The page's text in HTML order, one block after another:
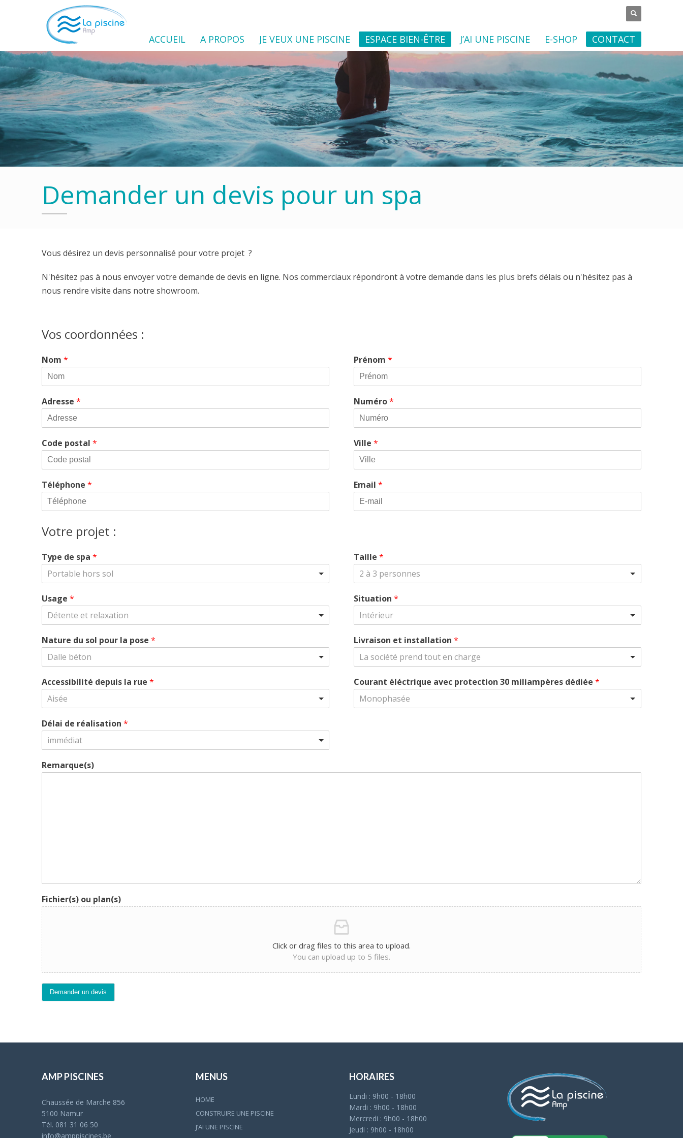
ACCUEIL A PROPOS JE VEUX UNE PISCINE ESPACE BIEN-ÊTRE J’AI UNE PISCINE E-SHOP CONTACT
Demander un devis pour un spa
Vous désirez un devis personnalisé pour votre projet ?
N'hésitez pas à nous envoyer votre demande de devis en ligne. Nos commerciaux répondront à votre demande dans les plus brefs délais ou n'hésitez pas à
nous rendre visite dans notre showroom.
Vos coordonnées :
Nom * Prénom *
Adresse * Numéro*
Code postal * Ville *
Téléphone * Email *
Votre projet :
Type de spa *
Portable hors sol
Taille *
2 à 3 personnes
Usage *
Détente et relaxation
Situation *
Intérieur
Nature du sol pour la pose *
Dalle béton
Livraison et installation *
La société prend tout en charge
Accessibilité depuis la rue *
Aisée
Courant éléctrique avec protection 30 miliampères dédiée *
Monophasée
Délai de réalisation *
immédiat
Remarque(s)
Fichier(s) ou plan(s)
Click or drag files to this area to upload.
You can upload up to 5 files.
Demander un devis
AMP PISCINES
Chaussée de Marche 856
5100 Namur
Tél. 081 31 06 50
info@amppiscines.be
MENUS
HOME
CONSTRUIRE UNE PISCINE
J’AI UNE PISCINE
HORAIRES
Lundi : 9h00 - 18h00
Mardi : 9h00 - 18h00
Mercredi : 9h00 - 18h00
Jeudi : 9h00 - 18h00
Ouvert maintenant